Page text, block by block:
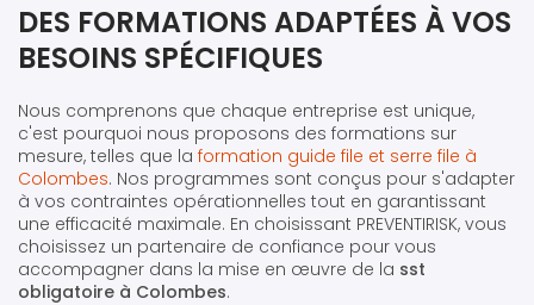
DES FORMATIONS ADAPTÉES À VOS
BESOINS SPÉCIFIQUES
Nous comprenons que chaque entreprise est unique,
c'est pourquoi nous proposons des formations sur
mesure, telles que la formation guide file et serre file à
Colombes. Nos programmes sont conçus pour s'adapter
à vos contraintes opérationnelles tout en garantissant
une efficacité maximale. En choisissant PREVENTIRISK, vous
choisissez un partenaire de confiance pour vous
accompagner dans la mise en œuvre de la sst
obligatoire à Colombes.